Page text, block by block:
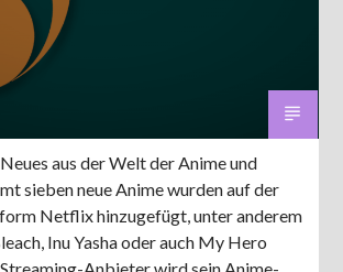
aus der Welt der Anime und
sieben neue Anime wurden auf der
Netflix hinzugefügt, unter anderem
Inu Yasha oder auch My Hero